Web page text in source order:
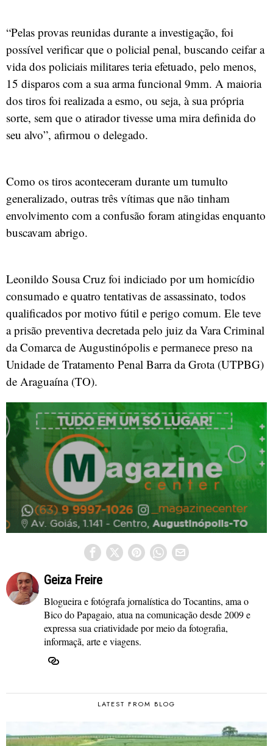
“Pelas provas reunidas durante a investigação, foi
possível verificar que o policial penal, buscando ceifar a
vida dos policiais militares teria efetuado, pelo menos,
15 disparos com a sua arma funcional 9mm. A maioria
dos tiros foi realizada a esmo, ou seja, à sua própria
sorte, sem que o atirador tivesse uma mira definida do
seu alvo”, afirmou o delegado.
Como os tiros aconteceram durante um tumulto
generalizado, outras três vítimas que não tinham
envolvimento com a confusão foram atingidas enquanto
buscavam abrigo.
Leonildo Sousa Cruz foi indiciado por um homicídio
consumado e quatro tentativas de assassinato, todos
qualificados por motivo fútil e perigo comum. Ele teve
a prisão preventiva decretada pelo juiz da Vara Criminal
da Comarca de Augustinópolis e permanece preso na
Unidade de Tratamento Penal Barra da Grota (UTPBG)
de Araguaína (TO).
Geiza Freire
Blogueira e fotógrafa jornalística do Tocantins, ama o
Bico do Papagaio, atua na comunicação desde 2009 e
expressa sua criatividade por meio da fotografia,
informaçã, arte e viagens.
LATEST FROM BLOG